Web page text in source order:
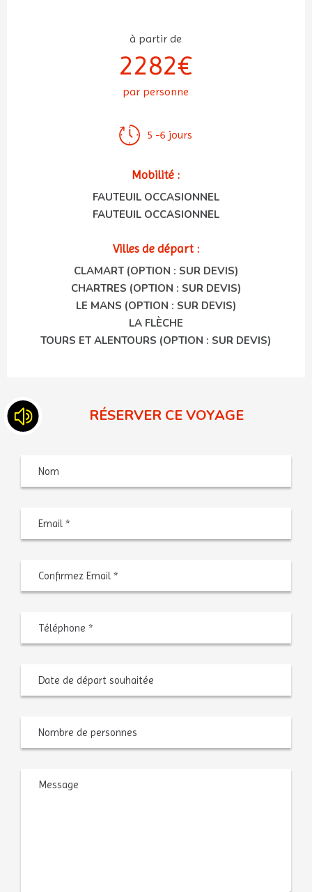
à partir de
2282€
par personne
5 -6 jours
Mobilité :
FAUTEUIL OCCASIONNEL
FAUTEUIL OCCASIONNEL
Villes de départ :
CLAMART (OPTION : SUR DEVIS)
CHARTRES (OPTION : SUR DEVIS)
LE MANS (OPTION : SUR DEVIS)
LA FLÈCHE
TOURS ET ALENTOURS (OPTION : SUR DEVIS)
RÉSERVER CE VOYAGE
Nom
Téléphone
Date
départ
MM
AAAA
Nombre
personnes
Message